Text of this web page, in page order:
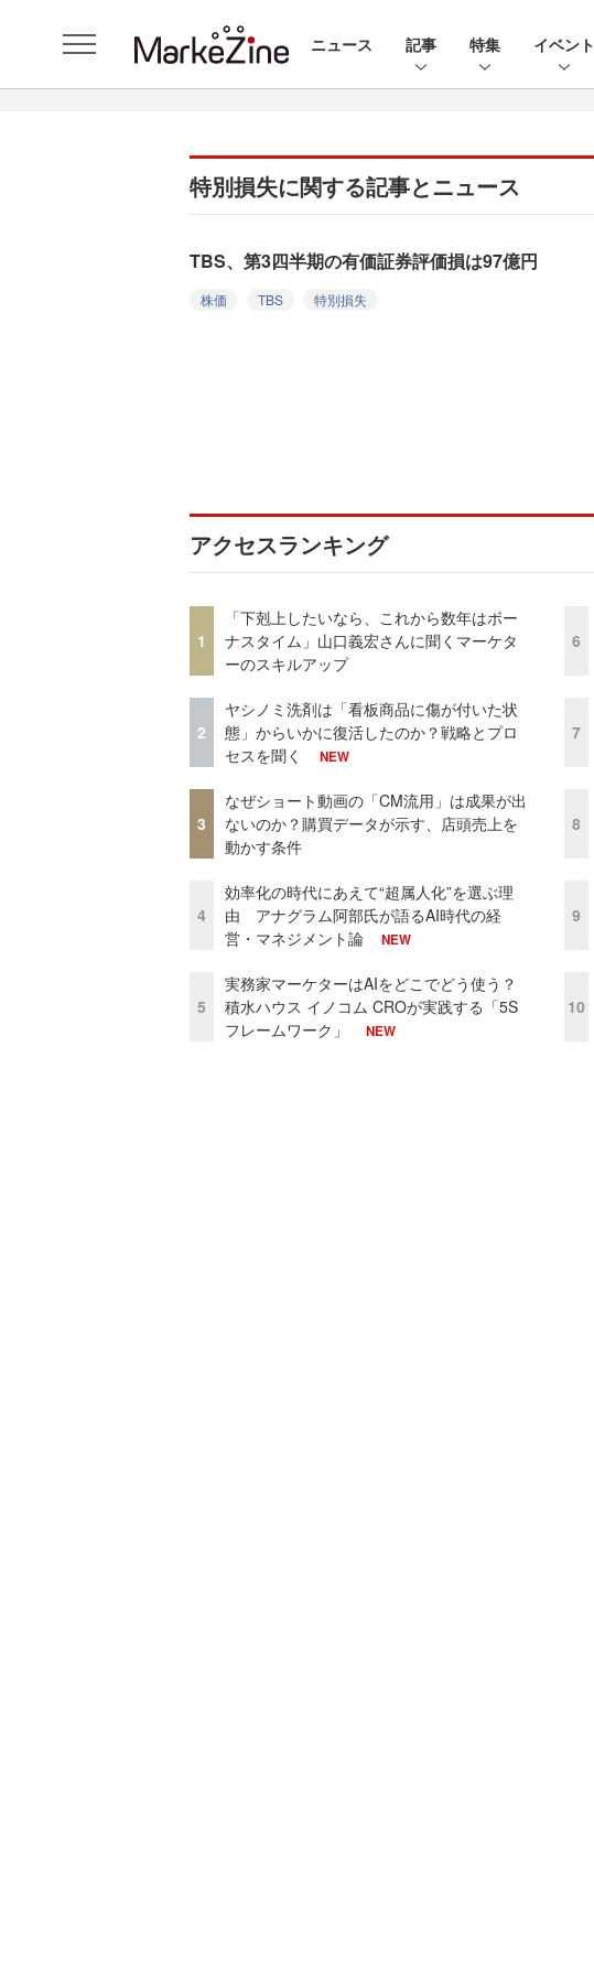
ニュース 記事 特集 イベント
特別損失に関する記事とニュース
TBS、第3四半期の有価証券評価損は97億円
株価 TBS
特別損失
アクセスランキング
1
「下剋上したいなら、これから数年はボー
ナスタイム」山口義宏さんに聞くマーケタ
ーのスキルアップ
2
ヤシノミ洗剤は「看板商品に傷が付いた状
態」からいかに復活したのか？戦略とプロ
セスを聞く
NEW
3
なぜショート動画の「CM流用」は成果が出
ないのか？購買データが示す、店頭売上を
動かす条件
4
効率化の時代にあえて“超属人化”を選ぶ理
由 アナグラム阿部氏が語るAI時代の経
営・マネジメント論
NEW
5
実務家マーケターはAIをどこでどう使う？
積水ハウス イノコム CROが実践する「5S
フレームワーク」
NEW
6
7
8
9
10